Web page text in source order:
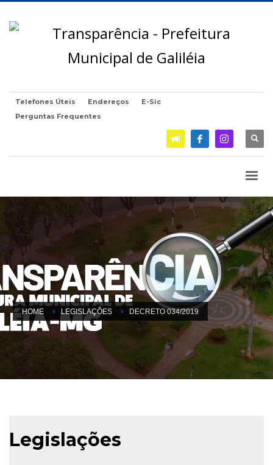
Telefones Úteis Endereços
E-Sic
Perguntas Frequentes
HOME LEGISLAÇÕES DECRETO 034/2019
Legislações